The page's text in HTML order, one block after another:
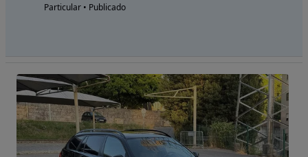
Particular • Publicado